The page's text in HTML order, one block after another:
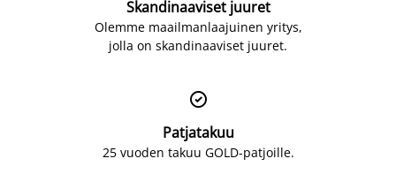
Skandinaaviset juuret
Olemme maailmanlaajuinen yritys,
jolla on skandinaaviset juuret.

Patjatakuu
25 vuoden takuu GOLD-patjoille.